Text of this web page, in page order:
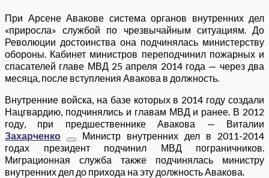
При Арсене Авакове система органов внутренних дел
«приросла» службой по чрезвычайным ситуациям. До
Революции достоинства она подчинялась министерству
обороны. Кабинет министров переподчинил пожарных и
спасателей главе МВД 25 апреля 2014 года — через два
месяца, после вступления Авакова в должность.
Внутренние войска, на базе которых в 2014 году создали
Нацгвардию, подчинялись и главам МВД и ранее. В 2012
году, при предшественнике Авакова — Виталии
Захарченко
Министр внутренних дел в 2011-2014
годах президент подчинил МВД пограничников.
Миграционная служба также подчинялась министру
внутренних дел до прихода на эту должность Авакова.